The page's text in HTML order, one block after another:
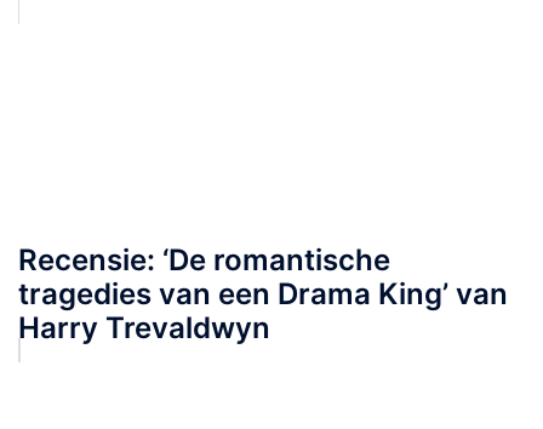
Recensie: ‘De romantische
tragedies van een Drama King’ van
Harry Trevaldwyn